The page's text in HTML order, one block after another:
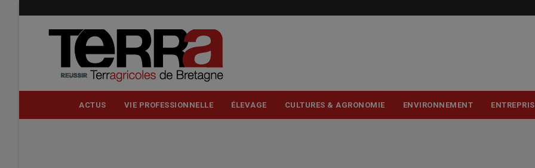
contenu
ACTUS VIE PROFESSIONNELLE ÉLEVAGE CULTURES & AGRONOMIE ENVIRONNEMENT